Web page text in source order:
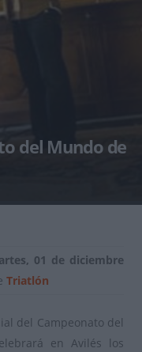
del Mundo de
01 de diciembre
Triatlón
del Campeonato del
en Avilés los